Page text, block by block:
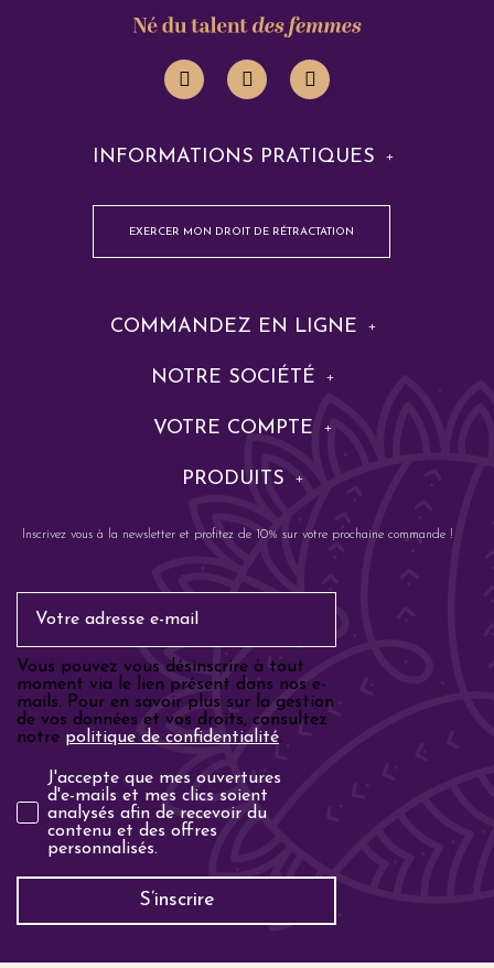
INFORMATIONS PRATIQUES
EXERCER MON DROIT DE RÉTRACTATION
COMMANDEZ EN LIGNE
NOTRE SOCIÉTÉ
VOTRE COMPTE
PRODUITS
Inscrivez vous à la newsletter et profitez de 10% sur votre prochaine commande !
Vous pouvez vous désinscrire à tout
moment via le lien présent dans nos e-
mails. Pour en savoir plus sur la gestion
de vos données et vos droits, consultez
notre politique de confidentialité.
Analyse email
J'accepte que mes ouvertures
d'e-mails et mes clics soient
analysés afin de recevoir du
contenu et des offres
personnalisés.
S’inscrire